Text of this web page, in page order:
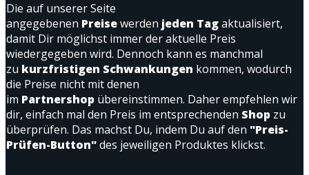
Die auf unserer Seite
angegebenen Preisewerden jeden Tagaktualisiert,
damit Dir möglichst immer der aktuelle Preis
wiedergegeben wird. Dennoch kann es manchmal
zu kurzfristigen Schwankungen kommen, wodurch
die Preise nicht mit denen
im Partnershop übereinstimmen. Daher empfehlen wir
dir, einfach mal den Preis im entsprechenden Shop zu
überprüfen. Das machst Du, indem Du auf den "Preis-
Prüfen-Button"des jeweiligen Produktes klickst.